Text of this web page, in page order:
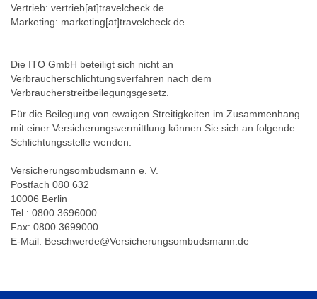
Vertrieb: vertrieb[at]travelcheck.de
Marketing: marketing[at]travelcheck.de
Die ITO GmbH beteiligt sich nicht an
Verbraucherschlichtungsverfahren nach dem
Verbraucherstreitbeilegungsgesetz.
Für die Beilegung von ewaigen Streitigkeiten im Zusammenhang
mit einer Versicherungsvermittlung können Sie sich an folgende
Schlichtungsstelle wenden:
Versicherungsombudsmann e. V.
Postfach 080 632
10006 Berlin
Tel.: 0800 3696000
Fax: 0800 3699000
E-Mail: Beschwerde@Versicherungsombudsmann.de